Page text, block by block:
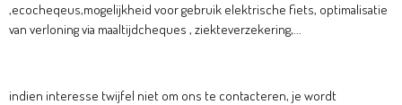
,ecocheqeus,mogelijkheid voor gebruik elektrische fiets, optimalisatie
van verloning via maaltijdcheques , ziekteverzekering,...
indien interesse twijfel niet om ons te contacteren, je wordt